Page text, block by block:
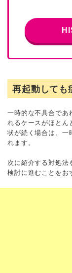
再起動しても
一時的な不具合であ
れるケースがほとん
状が続く場合は、一
れます。
次に紹介する対処法
検討に進むことをお